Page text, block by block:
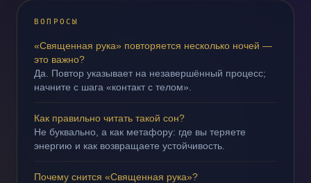
ВОПРОСЫ
«Священная рука» повторяется несколько ночей —
это важно?
Да. Повтор указывает на незавершённый процесс;
начните с шага «контакт с телом».
Как правильно читать такой сон?
Не буквально, а как метафору: где вы теряете
энергию и как возвращаете устойчивость.
Почему снится «Священная рука»?